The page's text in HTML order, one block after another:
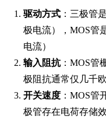
驱动方式 ：三极管
极电流），MOS管
电流）
输入阻抗：MOS管
极阻抗通常仅几千
开关速度 ：MOS管
极管存在电荷存储